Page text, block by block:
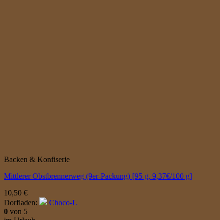
Backen & Konfiserie
Mittlerer Obstbrennerweg (9er-Packung) [95 g, 9,37€/100 g]
10,50 €
Dorfladen:
Choco-L
0 von 5